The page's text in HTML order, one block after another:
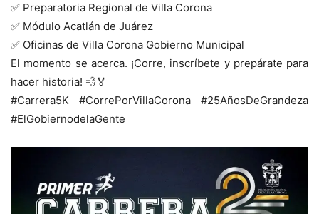
✅ Preparatoria Regional de Villa Corona
✅ Módulo Acatlán de Juárez
✅ Oficinas de Villa Corona Gobierno Municipal
El momento se acerca. ¡Corre, inscríbete y prepárate para
hacer historia! 💨🏅
#Carrera5K #CorrePorVillaCorona #25AñosDeGrandeza
#ElGobiernodelaGente